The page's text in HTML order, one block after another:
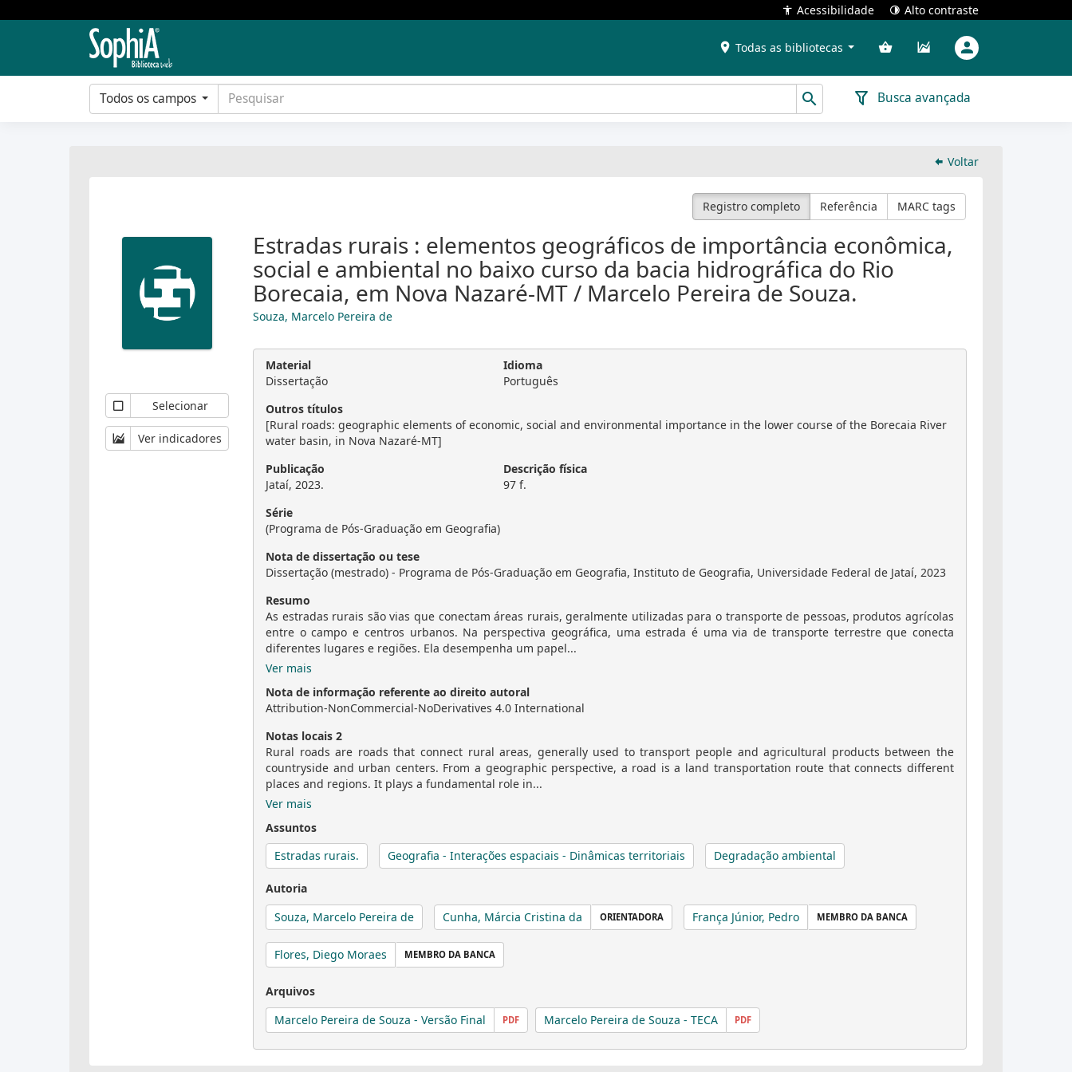
Acessibilidade Alto contraste
Todas as bibliotecas
Todos os campos Busca avançada
Voltar
Registro completo Referência MARC tags
Selecionar
Ver indicadores
Estradas rurais : elementos geográficos de importância econômica,
social e ambiental no baixo curso da bacia hidrográfica do Rio
Borecaia, em Nova Nazaré-MT / Marcelo Pereira de Souza.
Souza, Marcelo Pereira de
Material
Dissertação
Idioma
Português
Outros títulos
[Rural roads: geographic elements of economic, social and environmental importance in the lower course of the Borecaia River
water basin, in Nova Nazaré-MT]
Publicação
Jataí, 2023.
Descrição física
97 f.
Série
(Programa de Pós-Graduação em Geografia)
Nota de dissertação ou tese
Dissertação (mestrado) - Programa de Pós-Graduação em Geografia, Instituto de Geografia, Universidade Federal de Jataí, 2023
Resumo
As estradas rurais são vias que conectam áreas rurais, geralmente utilizadas para o transporte de pessoas, produtos agrícolas
entre o campo e centros urbanos. Na perspectiva geográfica, uma estrada é uma via de transporte terrestre que conecta
diferentes lugares e regiões. Ela desempenha um papel...
Ver mais
Nota de informação referente ao direito autoral
Attribution-NonCommercial-NoDerivatives 4.0 International
Notas locais 2
Rural roads are roads that connect rural areas, generally used to transport people and agricultural products between the
countryside and urban centers. From a geographic perspective, a road is a land transportation route that connects different
places and regions. It plays a fundamental role in...
Ver mais
Assuntos
Estradas rurais.
Geografia - Interações espaciais - Dinâmicas territoriais Degradação ambiental
Autoria
Souza, Marcelo Pereira de
Cunha, Márcia Cristina da ORIENTADORA França Júnior, Pedro MEMBRO DA BANCA
Flores, Diego Moraes MEMBRO DA BANCA
Arquivos
Marcelo Pereira de Souza - Versão Final
PDF Marcelo Pereira de Souza - TECA PDF